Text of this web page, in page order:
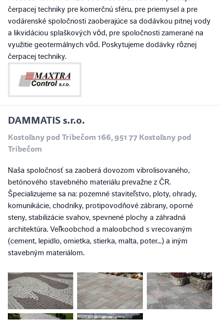
čerpacej techniky pre komerčnú sféru, pre priemysel a pre
vodárenské spoločnosti zaoberajúce sa dodávkou pitnej vody
a likvidáciou splaškových vôd, pre spoločnosti zamerané na
využitie geotermálnych vôd. Poskytujeme dodávky rôznej
čerpacej techniky.
DAMMATIS s.r.o.
Kostoľany pod Tríbečom 166, 951 77 Kostoľany pod
Tríbečom
Naša spoločnosť sa zaoberá dovozom vibrolisovaného,
betónového stavebného materiálu prevažne z ČR.
Špecializujeme sa na: pozemné staviteľstvo, ploty, ohrady,
komunikácie, chodníky, protipovodňové zábrany, oporné
steny, stabilizácie svahov, spevnené plochy a záhradná
architektúra. Veľkoobchod a maloobchod s vrecovaným
(cement, lepidlo, omietka, stierka, malta, poter...) a iným
stavebným materiálom.